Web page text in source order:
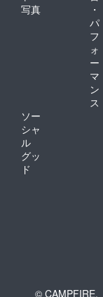
写真
・
パ
フ
ォ
ー
マ
ン
ス
ソー
シャ
ル
グッ
ド
© CAMPFIRE,